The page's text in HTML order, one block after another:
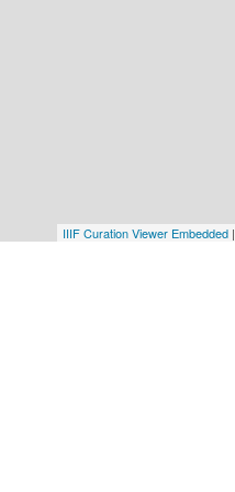
IIIF Curation Viewer Embedded|